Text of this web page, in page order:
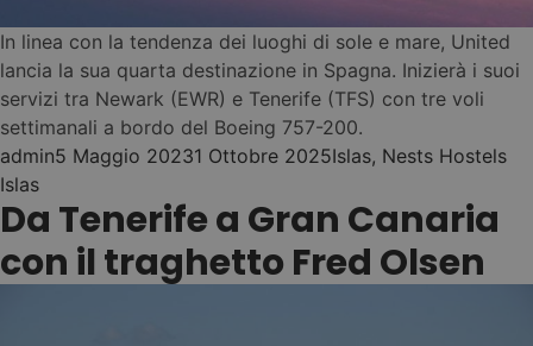
NEST PASS
Cómo funciona →
MAKE IT HOME. LIVE
LOCAL!
In linea con la tendenza dei luoghi di sole e mare, United
lancia la sua quarta destinazione in Spagna. Inizierà i suoi
servizi tra Newark (EWR) e Tenerife (TFS) con tre voli
settimanali a bordo del Boeing 757-200.
Posted by
admin5 Maggio 20231 Ottobre 2025Posted in
Islas, Nests Hostels
Islas
Da Tenerife a Gran Canaria
con il traghetto Fred Olsen